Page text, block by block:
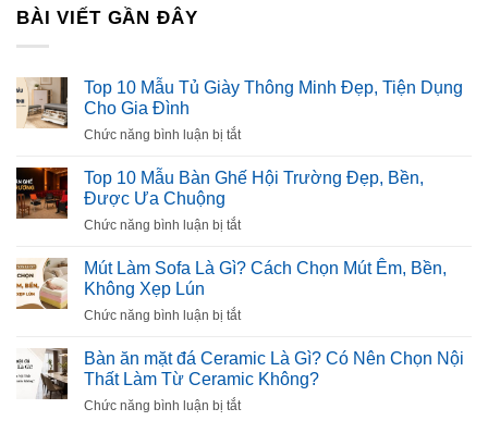
BÀI VIẾT GẦN ĐÂY
Top 10 Mẫu Tủ Giày Thông Minh Đẹp, Tiện Dụng
Cho Gia Đình
Chức năng bình luận bị tắtở
10
Giày
Minh
Tiện
Cho
Gia
Đình
Top 10 Mẫu Bàn Ghế Hội Trường Đẹp, Bền,
Được Ưa Chuộng
Chức năng bình luận bị tắtở
10
Ghế
Trường
Đẹp,
Bền,
Mút Làm Sofa Là Gì? Cách Chọn Mút Êm, Bền,
Không Xẹp Lún
Chức năng bình luận bị tắtở
Làm
Sofa
Gì?
Bàn ăn mặt đá Ceramic Là Gì? Có Nên Chọn Nội
Thất Làm Từ Ceramic Không?
Chức năng bình luận bị tắtở